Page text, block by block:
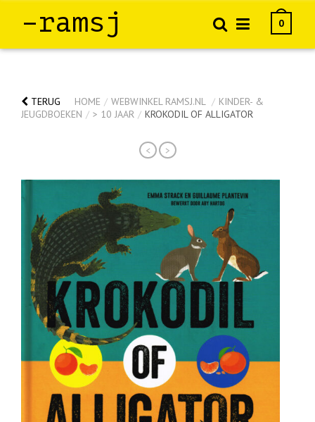
–ramsj 0
TERUG HOME / WEBWINKEL RAMSJ.NL / KINDER- &
JEUGDBOEKEN / > 10 JAAR / KROKODIL OF ALLIGATOR
< >